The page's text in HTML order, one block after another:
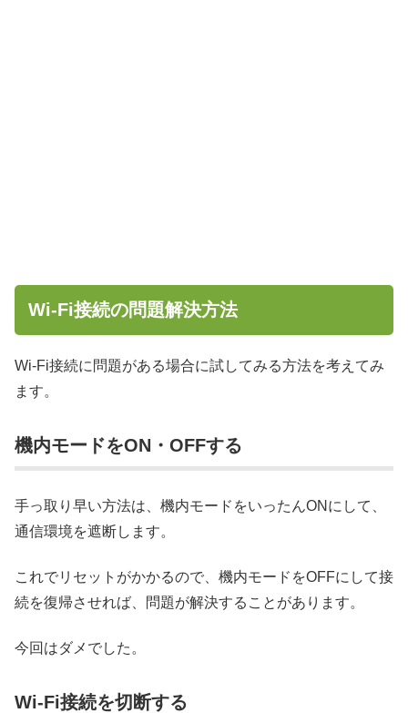
Wi-Fi接続の問題解決方法
Wi-Fi接続に問題がある場合に試してみる方法を考えてみ
ます。
機内モードをON・OFFする
手っ取り早い方法は、機内モードをいったんONにして、
通信環境を遮断します。
これでリセットがかかるので、機内モードをOFFにして接
続を復帰させれば、問題が解決することがあります。
今回はダメでした。
Wi-Fi接続を切断する